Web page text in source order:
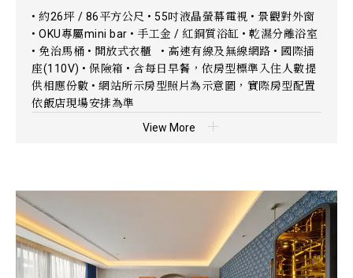
• 約26坪 / 86平方公尺 • 55吋液晶螢幕電視 • 景觀對外窗
• OKU專屬mini bar • 手工金 / 紅銅質浴缸 • 乾濕分離浴室
• 免治馬桶 • 開放式衣櫃 • 高速有線及無線網路 • 國際插
座(110V) • 保險箱 • 含每日早餐，依房型標準入住人數提
供相應份數 • 網站所示房型照片為示意圖，實際房型配置
依飯店現場安排為準
View More